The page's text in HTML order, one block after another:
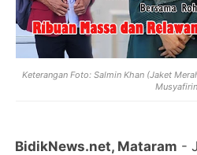
Keterangan Foto: Salmin Khan (Jaket
Musyafirin
BidikNews.net, Mataram -